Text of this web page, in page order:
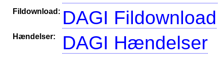
Fildownload: DAGI Fildownload
Hændelser: DAGI Hændelser